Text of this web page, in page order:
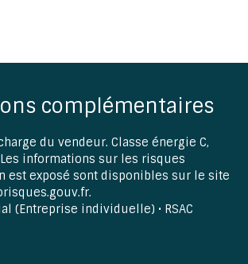
complémentaires
du vendeur. Classe énergie C,
informations sur les risques
est exposé sont disponibles sur le site
(Entreprise individuelle) • RSAC